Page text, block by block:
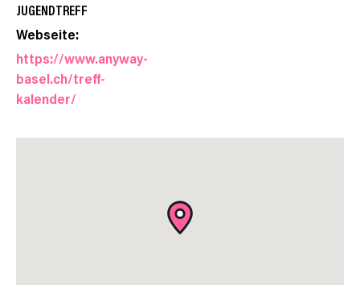
JUGENDTREFF
Webseite:
https://www.anyway-
basel.ch/treff-
kalender/